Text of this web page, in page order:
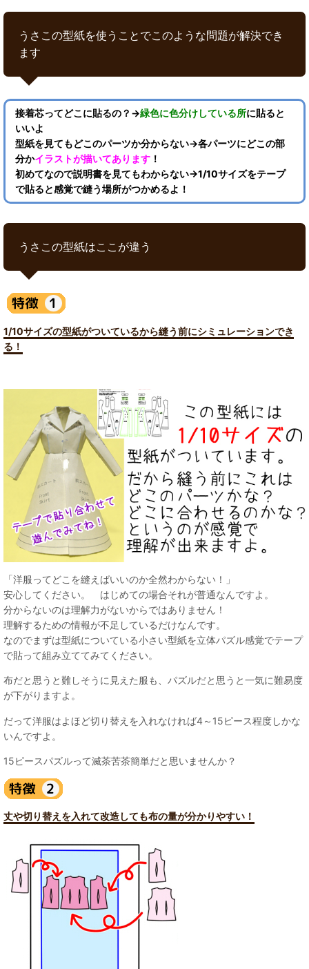
うさこの型紙を使うことでこのような問題が解決でき
ます
接着芯ってどこに貼るの？→緑色に色分けしている所に貼ると
いいよ
型紙を見てもどこのパーツか分からない→各パーツにどこの部
分かイラストが描いてあります ！
初めてなので説明書を見てもわからない→1/10サイズをテープ
で貼ると感覚で縫う場所がつかめるよ！
うさこの型紙はここが違う
1/10サイズの型紙がついているから縫う前にシミュレーションでき
る！
「洋服ってどこを縫えばいいのか全然わからない！」
安心してください。 はじめての場合それが普通なんですよ。
分からないのは理解力がないからではありません！
理解するための情報が不足しているだけなんです。
なのでまずは型紙についている小さい型紙を立体パズル感覚でテープ
で貼って組み立ててみてください。
布だと思うと難しそうに見えた服も、パズルだと思うと一気に難易度
が下がりますよ。
だって洋服はよほど切り替えを入れなければ4～15ピース程度しかな
いんですよ。
15ピースパズルって滅茶苦茶簡単だと思いませんか？
丈や切り替えを入れて改造しても布の量が分かりやすい！